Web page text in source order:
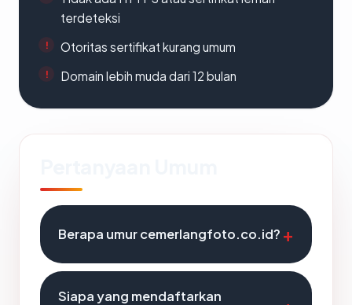
terdeteksi
Otoritas sertifikat kurang umum
Domain lebih muda dari 12 bulan
Berapa umur cemerlangfoto.co.id?
Siapa yang mendaftarkan